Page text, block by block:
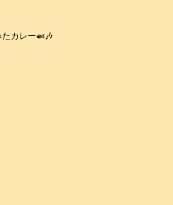
カレー🍛🎶